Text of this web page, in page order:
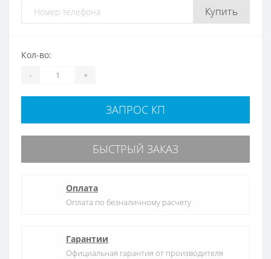
Купить
Кол-во:
- +
ЗАПРОС КП
БЫСТРЫЙ ЗАКАЗ
Оплата
Оплата по безналичному расчету
Гарантии
Официальная гарантия от производителя